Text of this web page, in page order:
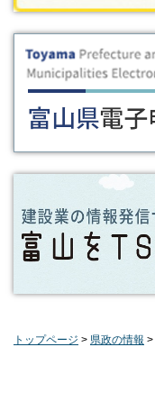
トップページ > 県政の情報 >